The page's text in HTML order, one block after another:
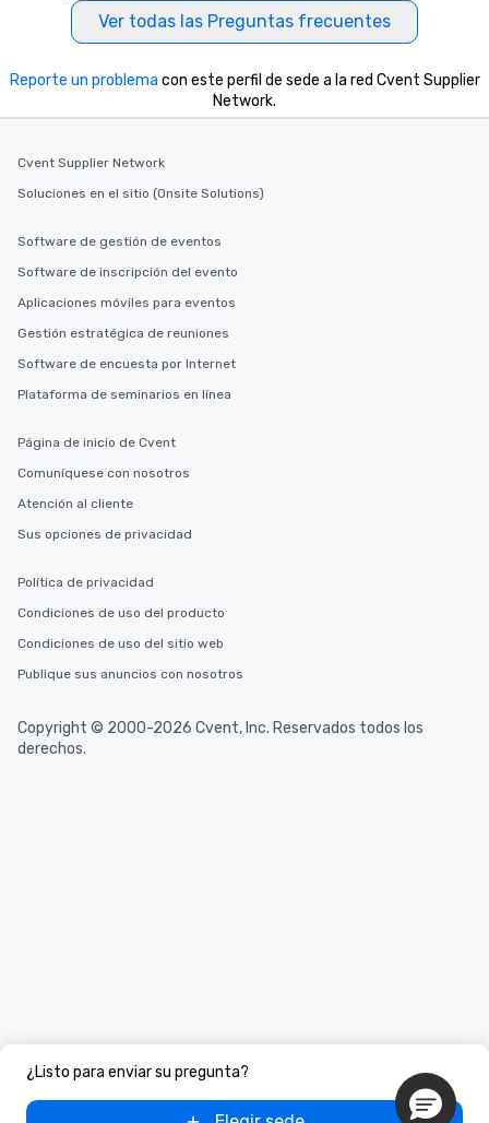
Ver todas las Preguntas frecuentes
¿Listo para enviar su pregunta?
Reporte un problema con este perfil de sede a la red Cvent Supplier
Network.
Cvent Supplier Network
Soluciones en el sitio (Onsite Solutions)
Software de gestión de eventos
Software de inscripción del evento
Aplicaciones móviles para eventos
Gestión estratégica de reuniones
Software de encuesta por Internet
Plataforma de seminarios en línea
Página de inicio de Cvent
Comuníquese con nosotros
Atención al cliente
Sus opciones de privacidad
Política de privacidad
Condiciones de uso del producto
Condiciones de uso del sitio web
Publique sus anuncios con nosotros
Copyright © 2000-2026 Cvent, Inc. Reservados todos los
derechos.